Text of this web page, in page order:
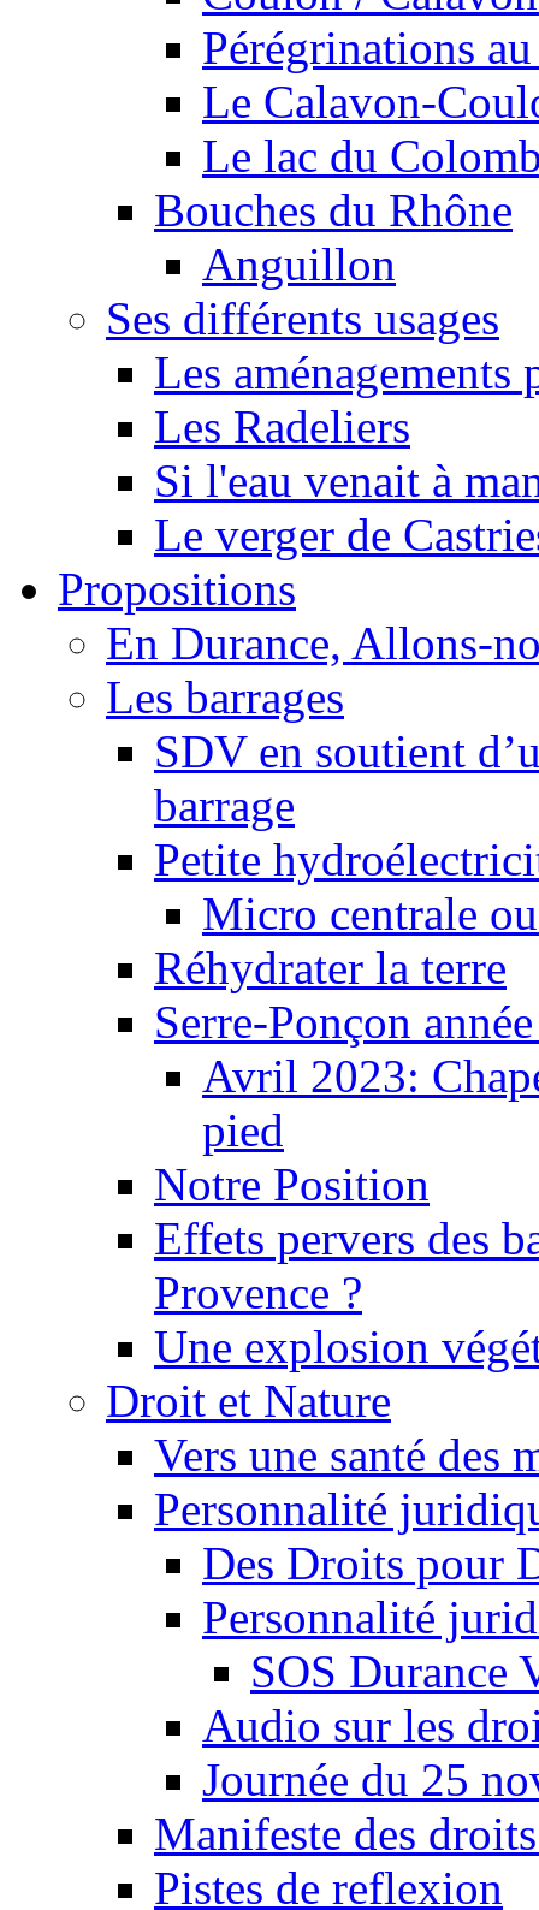
Pérégrinations
Le Calavon-
Le lac du
Bouches du Rhône
Anguillon
Ses différents usages
Les
Les Radeliers
Si l'eau venait à
Le verger de
Propositions
En Durance, Allons-
Les barrages
SDV en soutient
barrage
Petite
Micro centrale
Réhydrater la terre
Serre-Ponçon
Avril 2023:
pied
Notre Position
Effets pervers des
Provence ?
Une explosion
Droit et Nature
Vers une santé des
Personnalité
Des Droits pour
Personnalité
SOS Durance
Audio sur les
Journée du 25
Manifeste des
Pistes de reflexion